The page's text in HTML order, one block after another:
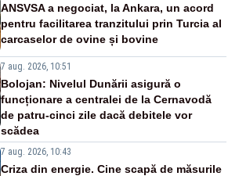
ANSVSA a negociat, la Ankara, un acord
pentru facilitarea tranzitului prin Turcia al
carcaselor de ovine și bovine
7 aug. 2026, 10:51
Bolojan: Nivelul Dunării asigură o
funcționare a centralei de la Cernavodă
de patru-cinci zile dacă debitele vor
scădea
7 aug. 2026, 10:43
Criza din energie. Cine scapă de măsurile